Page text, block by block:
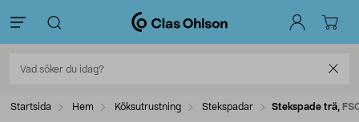
Startsida Hem Köksutrustning Stekspadar Stekspade trä,